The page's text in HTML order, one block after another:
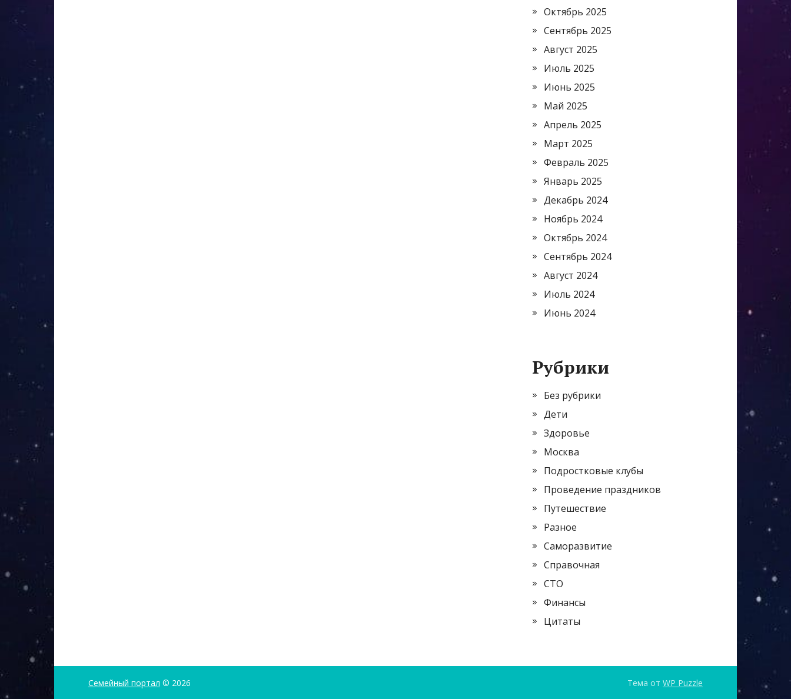
Октябрь 2025
Сентябрь 2025
Август 2025
Июль 2025
Июнь 2025
Май 2025
Апрель 2025
Март 2025
Февраль 2025
Январь 2025
Декабрь 2024
Ноябрь 2024
Октябрь 2024
Сентябрь 2024
Август 2024
Июль 2024
Июнь 2024
Рубрики
Без рубрики
Дети
Здоровье
Москва
Подростковые клубы
Проведение праздников
Путешествие
Разное
Саморазвитие
Справочная
СТО
Финансы
Цитаты
Семейный портал © 2026 Тема от WP Puzzle